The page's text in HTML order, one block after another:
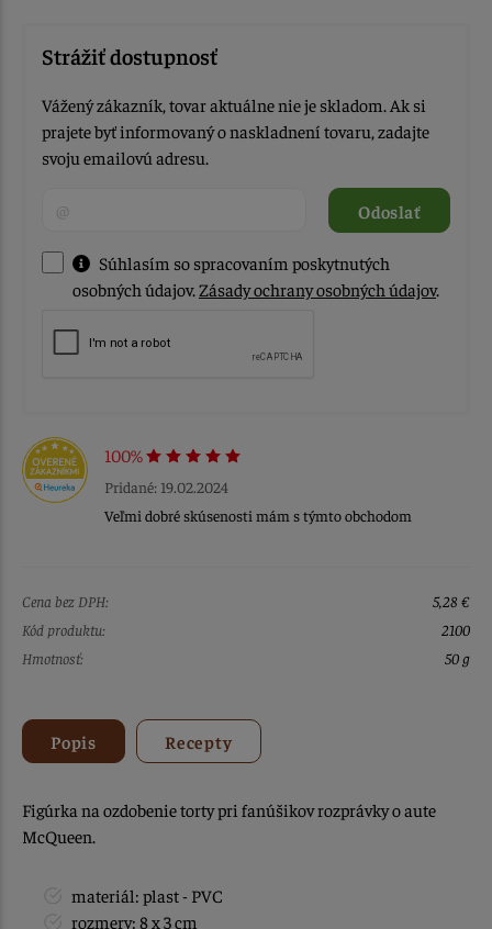
Strážiť dostupnosť
Vážený zákazník, tovar aktuálne nie je skladom. Ak si
prajete byť informovaný o naskladnení tovaru, zadajte
svoju emailovú adresu.
Odoslať
Súhlasím so spracovaním poskytnutých
osobných údajov. Zásady ochrany osobných údajov.
100%
Pridané: 19.02.2024
Veľmi dobré skúsenosti mám s týmto obchodom
Cena bez DPH:
5,28 €
Kód produktu:
2100
Hmotnosť:
50 g
Popis Recepty
Figúrka na ozdobenie torty pri fanúšikov rozprávky o aute
McQueen.
materiál: plast - PVC
rozmery: 8 x 3 cm